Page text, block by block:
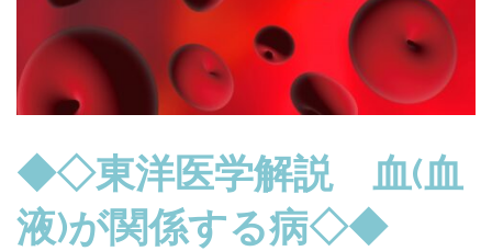
◆◇東洋医学解説 血(血
液)が関係する病◇◆